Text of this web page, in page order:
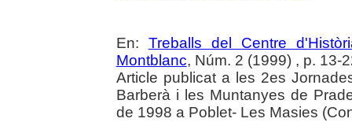
En: Treballs del Centre
Montblanc, Núm. 2 (1999) , p. 13-
Article publicat a les 2es
Barberà i les Muntanyes de
de 1998 a Poblet- Les Masies